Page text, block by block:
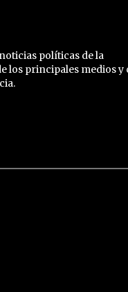
políticas de la
los principales medios y